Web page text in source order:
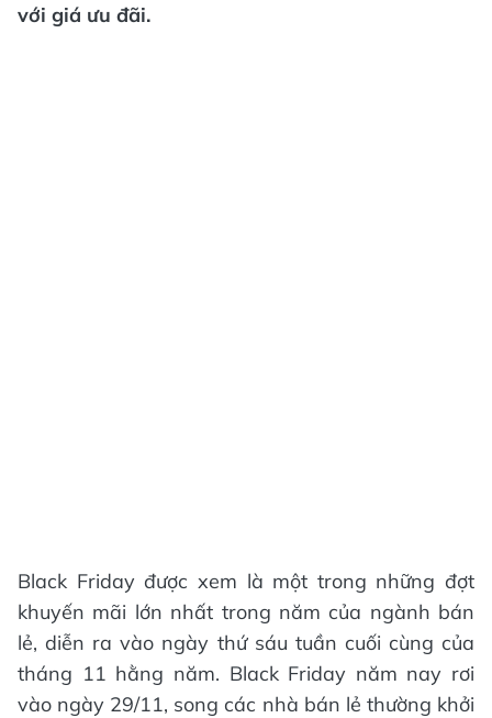
với giá ưu đãi.
Black Friday được xem là một trong những đợt
khuyến mãi lớn nhất trong năm của ngành bán
lẻ, diễn ra vào ngày thứ sáu tuần cuối cùng của
tháng 11 hằng năm. Black Friday năm nay rơi
vào ngày 29/11, song các nhà bán lẻ thường khởi